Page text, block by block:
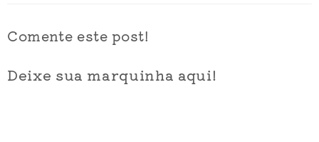
Comente este post!
Deixe sua marquinha aqui!